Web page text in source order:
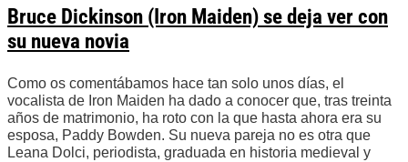
Bruce Dickinson (Iron Maiden) se deja ver con
su nueva novia
Como os comentábamos hace tan solo unos días, el
vocalista de Iron Maiden ha dado a conocer que, tras treinta
años de matrimonio, ha roto con la que hasta ahora era su
esposa, Paddy Bowden. Su nueva pareja no es otra que
Leana Dolci, periodista, graduada en historia medieval y